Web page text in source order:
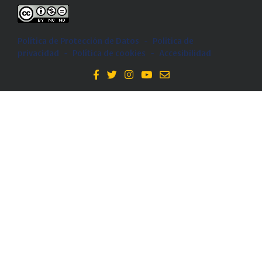
Política de Protección de Datos -
Politica de
privacidad
- Política de cookies - Accesibilidad